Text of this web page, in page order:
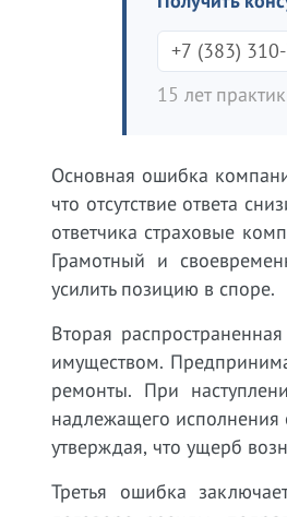
+7 (383)
15 лет
Основная ошибка
что отсутствие ответа
ответчика страховые
Грамотный и
усилить позицию в споре.
Вторая
имуществом.
ремонты. При
надлежащего исполнения
утверждая, что ущерб
Третья ошибка